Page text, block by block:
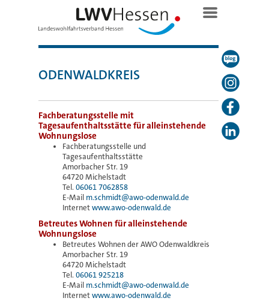
ODENWALDKREIS
Fachberatungsstelle mit
Tagesaufenthaltsstätte für alleinstehende
Wohnungslose
Fachberatungsstelle und
Tagesaufenthaltsstätte
Amorbacher Str. 19
64720 Michelstadt
Tel.06061 7062858
E-Mail m.schmidt@awo-odenwald.de
Internetwww.awo-odenwald.de
Betreutes Wohnen für alleinstehende
Wohnungslose
Betreutes Wohnen der AWO Odenwaldkreis
Amorbacher Str. 19
64720 Michelstadt
Tel.06061 925218
E-Mail m.schmidt@awo-odenwald.de
Internetwww.awo-odenwald.de